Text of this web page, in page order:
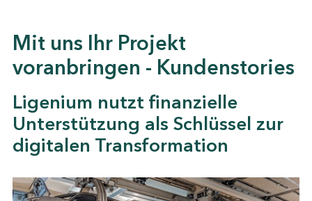
Mit uns Ihr Projekt
voranbringen - Kundenstories
Ligenium nutzt finanzielle
Unterstützung als Schlüssel zur
digitalen Transformation